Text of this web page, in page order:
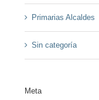
Primarias Alcaldes
Sin categoría
Meta